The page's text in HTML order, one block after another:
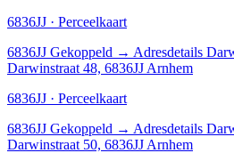
6836JJ · Perceelkaart
6836JJ Gekoppeld → Adresdetails
Darwinstraat 48, 6836JJ Arnhem
6836JJ · Perceelkaart
6836JJ Gekoppeld → Adresdetails
Darwinstraat 50, 6836JJ Arnhem